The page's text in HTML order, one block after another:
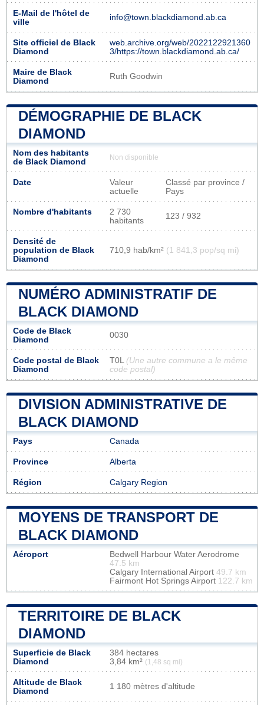
E-Mail de l'hôtel de
ville
info@town.blackdiamond.ab.ca
Site officiel de Black
Diamond
web.archive.org/web/2022122921360
3/https://town.blackdiamond.ab.ca/
Maire de Black
Diamond
Ruth Goodwin
DÉMOGRAPHIE DE BLACK
DIAMOND
Nom des habitants
de Black Diamond
Non disponible
Date
Valeur
actuelle
Classé par province /
Pays
Nombre d'habitants
2 730
habitants
123 / 932
Densité de
population de Black
Diamond
710,9 hab/km² (1 841,3 pop/sq mi)
NUMÉRO ADMINISTRATIF DE
BLACK DIAMOND
Code de Black
Diamond
0030
Code postal de Black
Diamond
T0L (Une autre commune a le même
code postal)
DIVISION ADMINISTRATIVE DE
BLACK DIAMOND
Pays Canada
Province Alberta
Région Calgary Region
MOYENS DE TRANSPORT DE
BLACK DIAMOND
Aéroport
Bedwell Harbour Water Aerodrome
47.5 km
Calgary International Airport 49.7 km
Fairmont Hot Springs Airport 122.7 km
TERRITOIRE DE BLACK
DIAMOND
Superficie de Black
Diamond
384 hectares
3,84 km² (1,48 sq mi)
Altitude de Black
Diamond
1 180 mètres d'altitude